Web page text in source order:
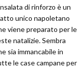
di rinforzo è un
unico napoletano
viene preparato per le
natalizie. Sembra
sia immancabile in
le case campane per